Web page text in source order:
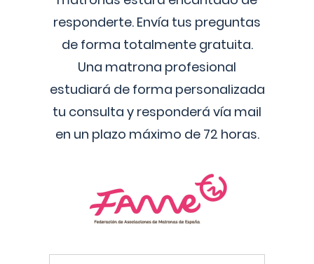
responderte. Envía tus preguntas
de forma totalmente gratuita.
Una matrona profesional
estudiará de forma personalizada
tu consulta y responderá vía mail
en un plazo máximo de 72 horas.